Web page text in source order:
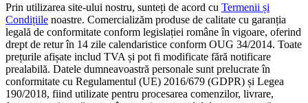
Prin utilizarea site-ului nostru, sunteți de acord cu Termenii și
Condițiile noastre. Comercializăm produse de calitate cu garanția
legală de conformitate conform legislației române în vigoare, oferind
drept de retur în 14 zile calendaristice conform OUG 34/2014. Toate
prețurile afișate includ TVA și pot fi modificate fără notificare
prealabilă. Datele dumneavoastră personale sunt prelucrate în
conformitate cu Regulamentul (UE) 2016/679 (GDPR) și Legea
190/2018, fiind utilizate pentru procesarea comenzilor, livrare,